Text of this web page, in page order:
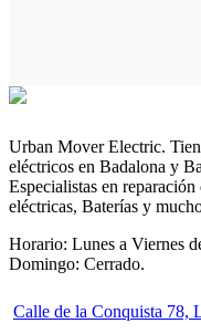
Urban Mover Electric.
eléctricos en Badalona y
Especialistas en
eléctricas, Baterías y
Horario: Lunes a Viernes
Domingo: Cerrado.
Calle de la Conquista 78,